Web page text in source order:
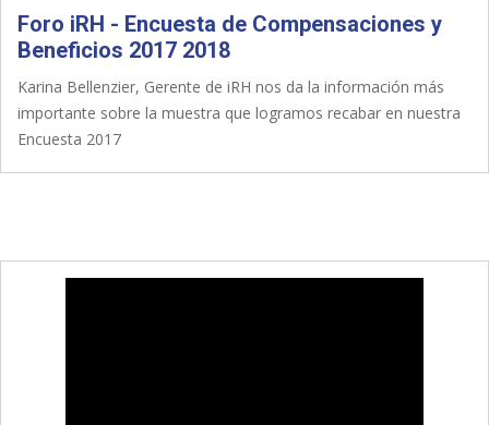
Foro iRH - Encuesta de Compensaciones y
Beneficios 2017 2018
Karina Bellenzier, Gerente de iRH nos da la información más
importante sobre la muestra que logramos recabar en nuestra
Encuesta 2017